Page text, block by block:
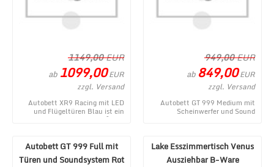
1149,00EUR
ab 1099,00EUR
zzgl. Versand
Autobett XR9 Racing mit LED
und Flügeltüren Blau ist ein
aktuelles Produkt im MÃ¶bel
949,00EUR
ab 849,00EUR
zzgl. Versand
Autobett GT 999 Medium mit
Scheinwerfer und Sound
Autobett GT 999 Full mit
Türen und Soundsystem Rot
Lake Esszimmertisch Venus
Ausziehbar B-Ware